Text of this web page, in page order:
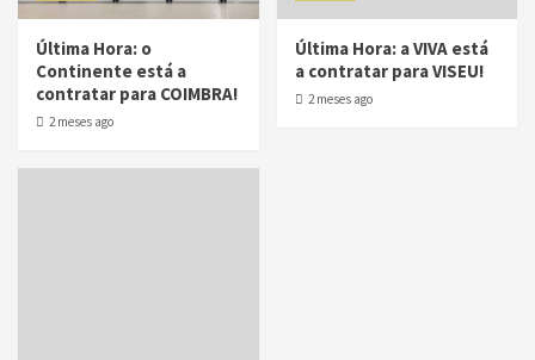
Última Hora: o
Continente está a
contratar para COIMBRA!
2 meses ago
Última Hora: a VIVA está
a contratar para VISEU!
2 meses ago